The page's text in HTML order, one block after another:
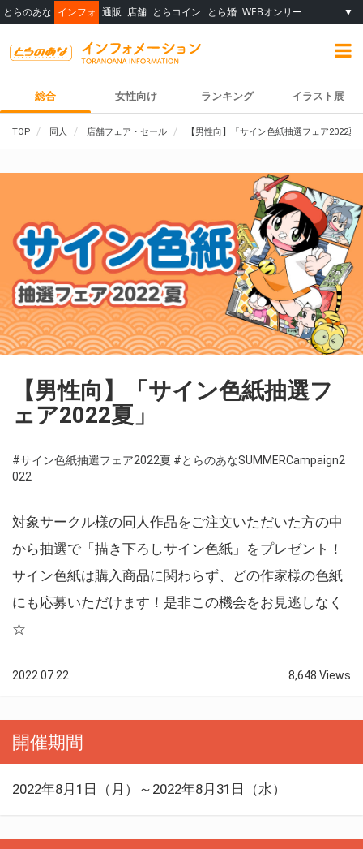
とらのあな インフォ 通販 店舗 とらコイン とら婚 WEBオンリー ▼
総合 女性向け ランキング イラスト展
TOP 同人 店舗フェア・セール 【男性向】「サイン色紙抽選フェア2022夏
【男性向】「サイン色紙抽選フ
ェア2022夏」
#サイン色紙抽選フェア2022夏 #とらのあなSUMMERCampaign2
022
対象サークル様の同人作品をご注文いただいた方の中
から抽選で「描き下ろしサイン色紙」をプレゼント！
サイン色紙は購入商品に関わらず、どの作家様の色紙
にも応募いただけます！是非この機会をお見逃しなく
☆
2022.07.22 8,648 Views
開催期間
2022年8月1日（月）～2022年8月31日（水）